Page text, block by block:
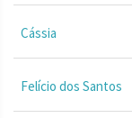
Cássia
Felício dos Santos